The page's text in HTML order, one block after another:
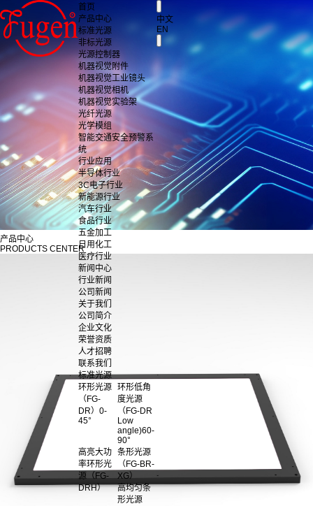
首页
产品中心
标准光源
非标光源
光源控制器
机器视觉附件
机器视觉工业镜头
机器视觉相机
机器视觉实验架
光纤光源
光学模组
智能交通安全预警系
统
行业应用
半导体行业
3C电子行业
新能源行业
汽车行业
食品行业
五金加工
日用化工
医疗行业
新闻中心
行业新闻
公司新闻
关于我们
公司简介
企业文化
荣誉资质
人才招聘
联系我们
标准光源
环形光源
（FG-
DR）0-
45°
环形低角
度光源
（FG-DR
Low
angle)60-
90°
高亮大功
率环形光
源（FG-
DRH）
条形光源
（FG-BR-
XG）
高均匀条
形光源
中文
EN
产品中心
PRODUCTS CENTER